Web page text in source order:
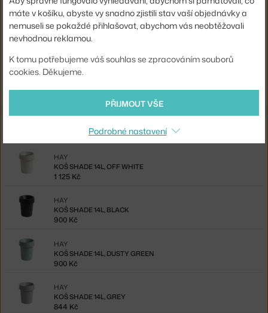
Kód produktu
HAY-AB490-A659
EAN
5710441270768
Ste zo Slovenska? Prejdite na
KOŠ SHADE 14L, OFF WHITE
HAY
1 125 Kč
KOŠ SHADE 14L, BLACK
HAY
900 Kč
KOŠ SHADE 14L, DUSTY GREEN
HAY
900 Kč
KOŠ SHADE 14L, GREY
HAY
844 Kč
máte v košíku, abyste vy snadno zjistili stav vaší objednávky a
nemuseli se pokaždé přihlašovat, abychom vás neobtěžovali
nevhodnou reklamou.
K tomu potřebujeme váš souhlas se zpracováním souborů
cookies. Děkujeme.
PŘIJMOUT VŠE
Podrobné nastavení